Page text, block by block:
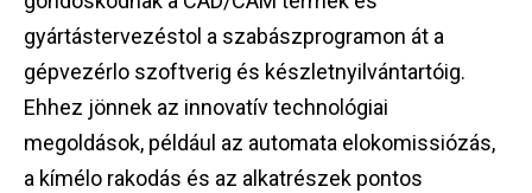
gyártástervezéstol a szabászprogramon át a
gépvezérlo szoftverig és készletnyilvántartóig.
Ehhez jönnek az innovatív technológiai
megoldások, például az automata elokomissiózás,
a kímélo rakodás és az alkatrészek pontos